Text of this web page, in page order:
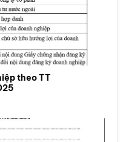
theo TT